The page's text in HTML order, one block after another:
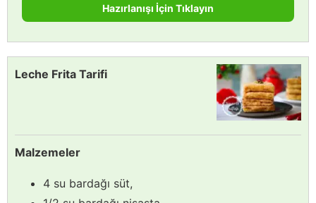
Hazırlanışı İçin Tıklayın
Leche Frita Tarifi
Malzemeler
4 su bardağı süt,